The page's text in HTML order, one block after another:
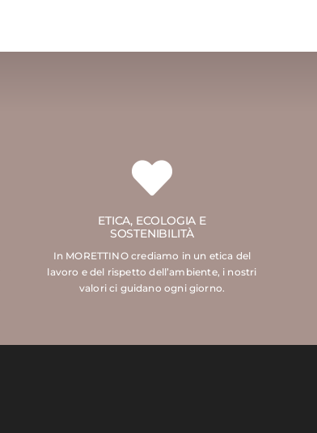
ETICA, ECOLOGIA E
SOSTENIBILITÀ
In MORETTINO crediamo in un etica del
lavoro e del rispetto dell’ambiente, i nostri
valori ci guidano ogni giorno.